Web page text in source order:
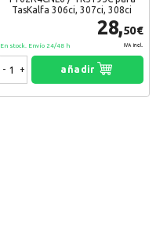
TasKalfa 306ci, 307ci, 308ci
28,50€
IVA Incl.
En stock. Envío 24/48 h
- + añadir